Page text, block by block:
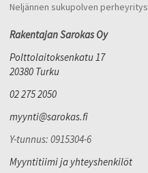
Neljännen sukupolven perheyritys
Rakentajan Sarokas Oy
Polttolaitoksenkatu 17
20380 Turku
02 275 2050
myynti@sarokas.fi
Y-tunnus: 0915304-6
Myyntitiimi ja yhteyshenkilöt